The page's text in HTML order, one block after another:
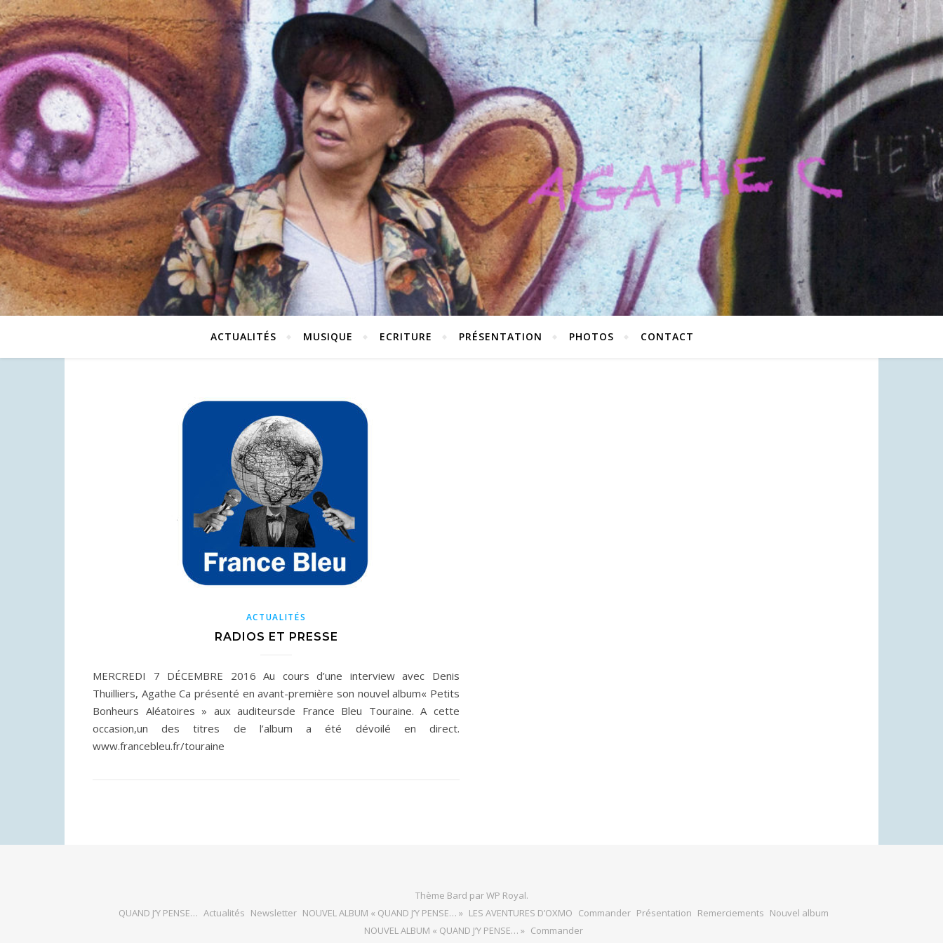
ACTUALITÉS MUSIQUE ECRITURE PRÉSENTATION PHOTOS CONTACT
ACTUALITÉS
RADIOS ET PRESSE
MERCREDI 7 DÉCEMBRE 2016 Au cours d’une interview avec Denis
Thuilliers, Agathe Ca présenté en avant-première son nouvel album« Petits
Bonheurs Aléatoires » aux auditeursde France Bleu Touraine. A cette
occasion,un des titres de l’album a été dévoilé en direct.
www.francebleu.fr/touraine
Thème Bard parWP Royal.
QUAND J’Y PENSE… Actualités Newsletter NOUVEL ALBUM « QUAND J’Y PENSE… » LES AVENTURES D’OXMO Commander Présentation Remerciements Nouvel album
NOUVEL ALBUM « QUAND J’Y PENSE… » Commander